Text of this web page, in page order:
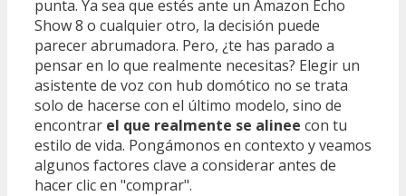
punta. Ya sea que estés ante un Amazon Echo
Show 8 o cualquier otro, la decisión puede
parecer abrumadora. Pero, ¿te has parado a
pensar en lo que realmente necesitas? Elegir un
asistente de voz con hub domótico no se trata
solo de hacerse con el último modelo, sino de
encontrar el que realmente se alinee con tu
estilo de vida. Pongámonos en contexto y veamos
algunos factores clave a considerar antes de
hacer clic en "comprar".